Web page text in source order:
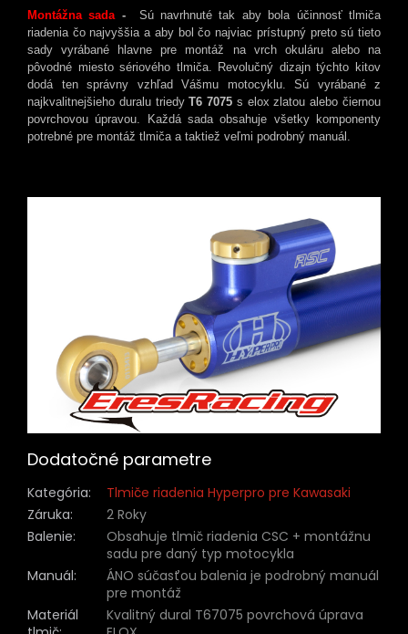
Montážna sada - Sú navrhnuté tak aby bola účinnosť tlmiča
riadenia čo najvyššia a aby bol čo najviac prístupný preto sú tieto
sady vyrábané hlavne pre montáž na vrch okuláru alebo na
pôvodné miesto sériového tlmiča. Revolučný dizajn týchto kitov
dodá ten správny vzhľad Vášmu motocyklu. Sú vyrábané z
najkvalitnejšieho duralu triedyT6 7075 s elox zlatou alebo čiernou
povrchovou úpravou. Každá sada obsahuje všetky komponenty
potrebné pre montáž tlmiča a taktiež veľmi podrobný manuál.
Dodatočné parametre
Kategória:
Tlmiče riadenia Hyperpro pre Kawasaki
Záruka:
2 Roky
Balenie:
Obsahuje tlmič riadenia CSC + montážnu
sadu pre daný typ motocykla
Manuál:
ÁNO súčasťou balenia je podrobný manuál
pre montáž
Materiál
Kvalitný dural T67075 povrchová úprava